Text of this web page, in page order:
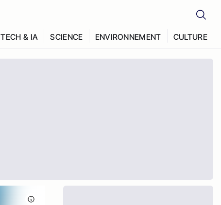
TECH & IA SCIENCE ENVIRONNEMENT CULTURE